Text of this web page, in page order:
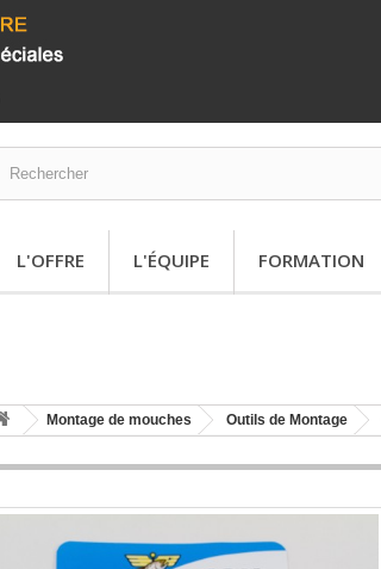
L'OFFRE L'ÉQUIPE FORMATION
Montage de mouches Outils de Montage